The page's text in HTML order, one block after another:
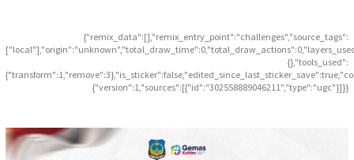
{"remix_data":[],"remix_entry_point":"challenges","source_tags":
{},"tools_used":
{"version":1,"sources":[{"id":"302558889046211","type":"ugc"}]}}